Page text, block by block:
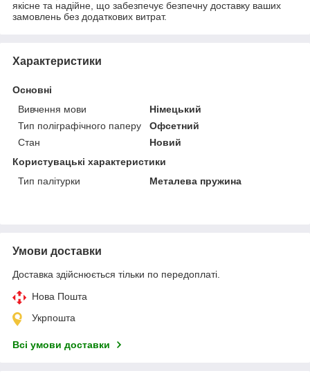
якісне та надійне, що забезпечує безпечну доставку ваших
замовлень без додаткових витрат.
Характеристики
Основні
Вивчення мови
Німецький
Тип поліграфічного паперу
Офсетний
Стан
Новий
Користувацькі характеристики
Тип палітурки
Металева пружина
Умови доставки
Доставка здійснюється тільки по передоплаті.
Нова Пошта
Укрпошта
Всі умови доставки